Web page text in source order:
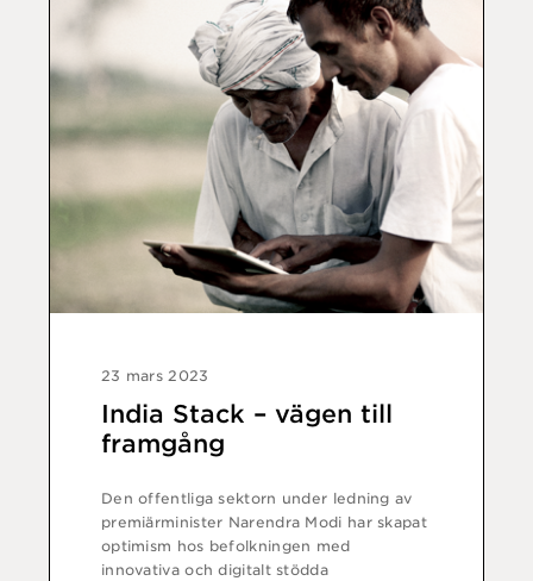
23 mars 2023
India Stack – vägen till
framgång
Den offentliga sektorn under ledning av
premiärminister Narendra Modi har skapat
optimism hos befolkningen med
innovativa och digitalt stödda